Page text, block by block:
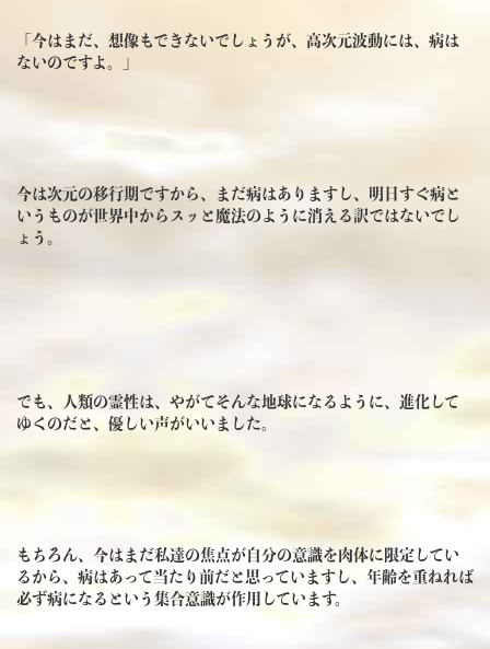
「今はまだ、想像もできないでしょうが、高次元波動には、病は
ないのですよ。」
今は次元の移行期ですから、まだ病はありますし、明日すぐ病と
いうものが世界中からスッと魔法のように消える訳ではないでし
ょう。
でも、人類の霊性は、やがてそんな地球になるように、進化して
ゆくのだと、優しい声がいいました。
もちろん、今はまだ私達の焦点が自分の意識を肉体に限定してい
るから、病はあって当たり前だと思っていますし、年齢を重ねれば
必ず病になるという集合意識が作用しています。